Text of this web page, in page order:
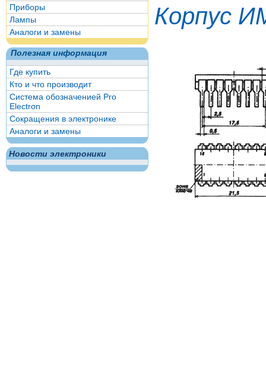
Приборы
Лампы
Аналоги и замены
Полезная информация
Где купить
Кто и что производит
Система обозначенией Pro
Electron
Сокращения в электронике
Аналоги и замены
Новости электроники
Корпус